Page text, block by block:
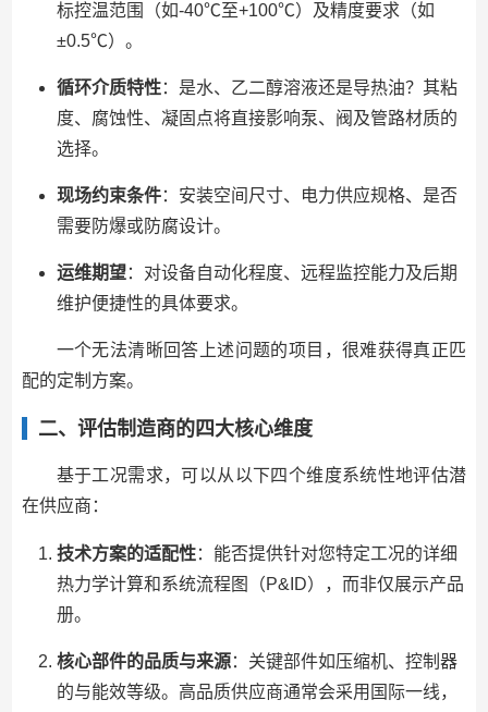
标控温范围（如-40℃至+100℃）及精度要求（如
±0.5℃）。
循环介质特性：是水、乙二醇溶液还是导热油？其粘
度、腐蚀性、凝固点将直接影响泵、阀及管路材质的
选择。
现场约束条件：安装空间尺寸、电力供应规格、是否
需要防爆或防腐设计。
运维期望：对设备自动化程度、远程监控能力及后期
维护便捷性的具体要求。
一个无法清晰回答上述问题的项目，很难获得真正匹
配的定制方案。
二、评估制造商的四大核心维度
基于工况需求，可以从以下四个维度系统性地评估潜
在供应商：
技术方案的适配性：能否提供针对您特定工况的详细
热力学计算和系统流程图（P&ID），而非仅展示产品
册。
核心部件的品质与来源：关键部件如压缩机、控制器
的与能效等级。高品质供应商通常会采用国际一线，